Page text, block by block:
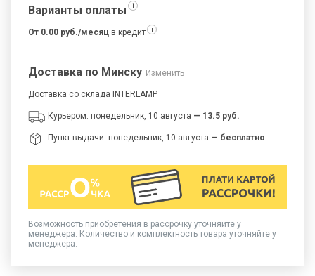
Варианты оплаты i
От 0.00 руб./месяц в кредит i
Доставка по Минску Изменить
Доставка со склада INTERLAMP
Курьером: понедельник, 10 августа — 13.5 руб.
Пункт выдачи: понедельник, 10 августа — бесплатно
Возможность приобретения в рассрочку уточняйте у
менеджера. Количество и комплектность товара уточняйте у
менеджера.